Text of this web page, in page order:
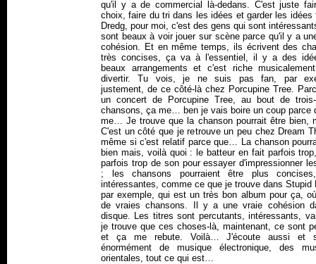
qu'il y a de commercial là-dedans. C'est juste
choix, faire du tri dans les idées et garder les idées
Dredg, pour moi, c'est des gens qui sont
sont beaux à voir jouer sur scène parce qu'il y a
cohésion. Et en même temps, ils écrivent des
très concises, ça va à l'essentiel, il y a des
beaux arrangements et c'est riche
divertir. Tu vois, je ne suis pas fan, par
justement, de ce côté-là chez Porcupine Tree.
un concert de Porcupine Tree, au bout de trois-
chansons, ça me… ben je vais boire un coup parce
me… Je trouve que la chanson pourrait être bien,
C'est un côté que je retrouve un peu chez Dream
même si c'est relatif parce que… La chanson
bien mais, voilà quoi : le batteur en fait parfois
parfois trop de son pour essayer d'impressionner
; les chansons pourraient être plus
intéressantes, comme ce que je trouve dans Stupid
par exemple, qui est un très bon album pour ça,
de vraies chansons. Il y a une vraie cohésion
disque. Les titres sont percutants, intéressants,
je trouve que ces choses-là, maintenant, ce sont
et ça me rebute. Voilà… J'écoute aussi et
énormément de musique électronique, des
orientales, tout ce qui est…